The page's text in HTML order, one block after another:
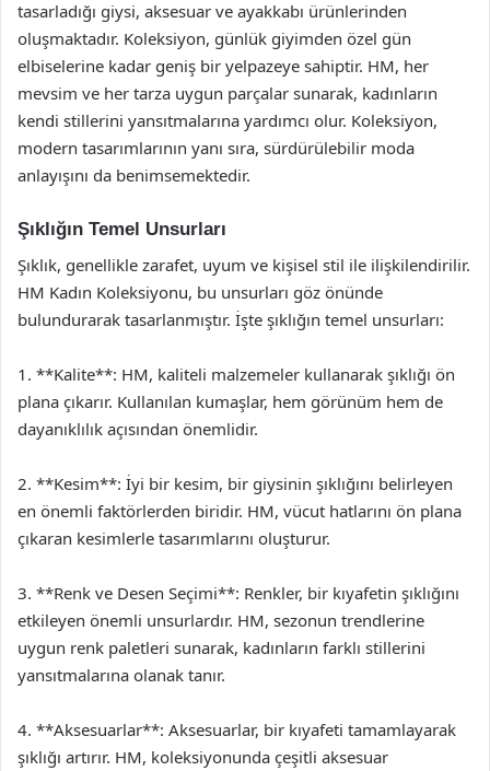
tasarladığı giysi, aksesuar ve ayakkabı ürünlerinden
oluşmaktadır. Koleksiyon, günlük giyimden özel gün
elbiselerine kadar geniş bir yelpazeye sahiptir. HM, her
mevsim ve her tarza uygun parçalar sunarak, kadınların
kendi stillerini yansıtmalarına yardımcı olur. Koleksiyon,
modern tasarımlarının yanı sıra, sürdürülebilir moda
anlayışını da benimsemektedir.
Şıklığın Temel Unsurları
Şıklık, genellikle zarafet, uyum ve kişisel stil ile ilişkilendirilir.
HM Kadın Koleksiyonu, bu unsurları göz önünde
bulundurarak tasarlanmıştır. İşte şıklığın temel unsurları:
1. **Kalite**: HM, kaliteli malzemeler kullanarak şıklığı ön
plana çıkarır. Kullanılan kumaşlar, hem görünüm hem de
dayanıklılık açısından önemlidir.
2. **Kesim**: İyi bir kesim, bir giysinin şıklığını belirleyen
en önemli faktörlerden biridir. HM, vücut hatlarını ön plana
çıkaran kesimlerle tasarımlarını oluşturur.
3. **Renk ve Desen Seçimi**: Renkler, bir kıyafetin şıklığını
etkileyen önemli unsurlardır. HM, sezonun trendlerine
uygun renk paletleri sunarak, kadınların farklı stillerini
yansıtmalarına olanak tanır.
4. **Aksesuarlar**: Aksesuarlar, bir kıyafeti tamamlayarak
şıklığı artırır. HM, koleksiyonunda çeşitli aksesuar